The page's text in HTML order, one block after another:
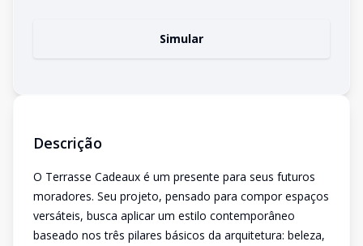
Simular
Descrição
O Terrasse Cadeaux é um presente para seus futuros
moradores. Seu projeto, pensado para compor espaços
versáteis, busca aplicar um estilo contemporâneo
baseado nos três pilares básicos da arquitetura: beleza,